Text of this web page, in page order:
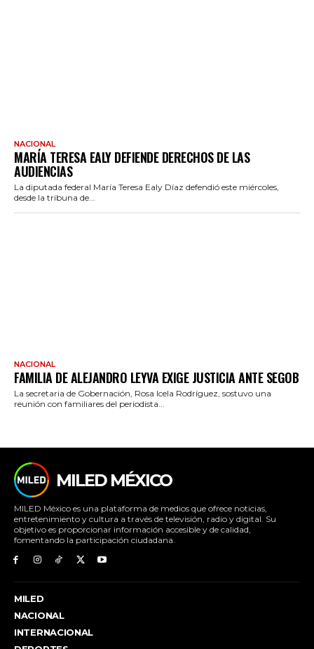
NACIONAL
MARÍA TERESA EALY DEFIENDE DERECHOS DE LAS
AUDIENCIAS
La diputada federal María Teresa Ealy Díaz defendió este miércoles,
desde la tribuna de...
NACIONAL
FAMILIA DE ALEJANDRO LEYVA EXIGE JUSTICIA ANTE SEGOB
La secretaria de Gobernación, Rosa Icela Rodríguez, sostuvo una
reunión con familiares del periodista...
MILED MÉXICO
MILED México es una plataforma de medios que ofrece noticias,
entretenimiento y cultura a través de televisión, radio y digital. Su
objetivo es proporcionar información accesible y de calidad,
fomentando la participación ciudadana.
MILED
NACIONAL
INTERNACIONAL